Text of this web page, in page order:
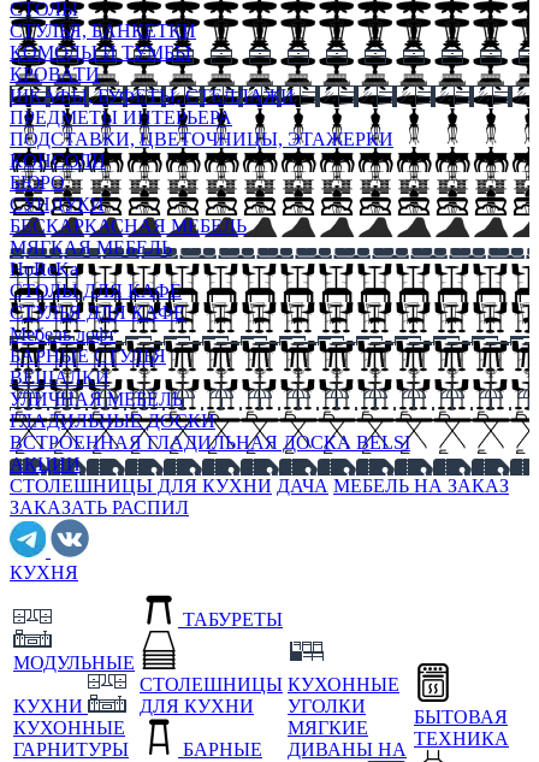
СТОЛЫ
СТУЛЬЯ, БАНКЕТКИ
КОМОДЫ И ТУМБЫ
КРОВАТИ
ШКАФЫ, БУФЕТЫ, СТЕЛЛАЖИ
ПРЕДМЕТЫ ИНТЕРЬЕРА
ПОДСТАВКИ, ЦВЕТОЧНИЦЫ, ЭТАЖЕРКИ
КОНСОЛИ
БЮРО
СУНДУКИ
БЕСКАРКАСНАЯ МЕБЕЛЬ
МЯГКАЯ МЕБЕЛЬ
HoReKa
СТОЛЫ ДЛЯ КАФЕ
СТУЛЬЯ ДЛЯ КАФЕ
Мебель лофт
БАРНЫЕ СТУЛЬЯ
ВЕШАЛКИ
УЛИЧНАЯ МЕБЕЛЬ
ГЛАДИЛЬНЫЕ ДОСКИ
ВСТРОЕННАЯ ГЛАДИЛЬНАЯ ДОСКА BELSI
АКЦИИ
СТОЛЕШНИЦЫ ДЛЯ КУХНИ ДАЧА МЕБЕЛЬ НА ЗАКАЗ
ЗАКАЗАТЬ РАСПИЛ
КУХНЯ
МОДУЛЬНЫЕ
КУХНИ
КУХОННЫЕ
ГАРНИТУРЫ
ТАБУРЕТЫ
СТОЛЕШНИЦЫ
ДЛЯ КУХНИ
БАРНЫЕ
КУХОННЫЕ
УГОЛКИ
МЯГКИЕ
ДИВАНЫ НА
БЫТОВАЯ
ТЕХНИКА